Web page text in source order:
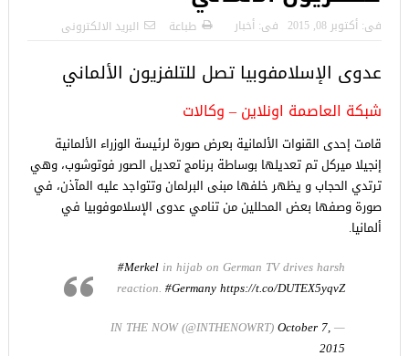
فى: أكتوبر 08, 2015 فى: أخبار طباعة البريد الالكترونى
عدوى الإسلامفوبيا تصل للتلفزيون الألماني
شبكة العاصمة اونلاين – وكالات
قامت إحدى القنوات الألمانية بعرض صورة لرئيسة الوزراء الألمانية
إنجيلا ميركل تم تعديلها بوساطة برنامج تعديل الصور فوتوشوب، وهي
ترتدي الحجاب و يظهر خلفها مبنى البرلمان وتتواجد عليه المآذن، في
صورة وصفها بعض المحللين من تنامي عدوى الإسلاموفوبيا في
ألمانيا.
#Merkel in hijab on German TV drives harsh
reaction.#Germanyhttps://t.co/DUTEX5yqvZ
— IN THE NOW (@INTHENOWRT)
October 7,
2015